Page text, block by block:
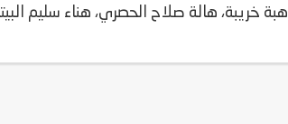
هبة خريبة، هالة صلاح الحصري، هناء سليم